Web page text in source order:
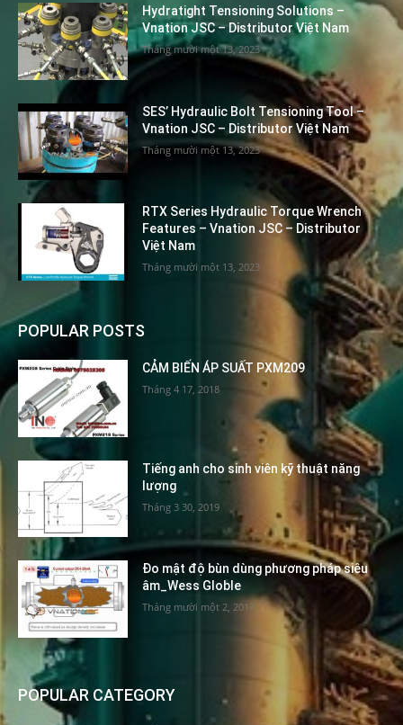
Hydratight Tensioning Solutions –
Vnation JSC – Distributor Việt Nam
Tháng mười một 13, 2023
SES’ Hydraulic Bolt Tensioning Tool –
Vnation JSC – Distributor Việt Nam
Tháng mười một 13, 2023
RTX Series Hydraulic Torque Wrench
Features – Vnation JSC – Distributor
Việt Nam
Tháng mười một 13, 2023
POPULAR POSTS
CẢM BIẾN ÁP SUẤT PXM209
Tháng 4 17, 2018
Tiếng anh cho sinh viên kỹ thuật năng
lượng
Tháng 3 30, 2019
Đo mật độ bùn dùng phương pháp siêu
âm_Wess Globle
Tháng mười một 2, 2017
POPULAR CATEGORY